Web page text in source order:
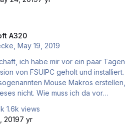
sol, jedoch zeigt er immer diese
A320
,May 19, 2019
paar Tagen
von FSUIPC geholt und installiert.
Mouse Makros erstellen,
nicht. Wie muss ich da vor
für Eure Hilfe
1.6k views
20197 yr